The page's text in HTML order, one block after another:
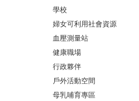
學校
婦女可利用社會資源
血壓測量站
健康職場
行政夥伴
戶外活動空間
母乳哺育專區